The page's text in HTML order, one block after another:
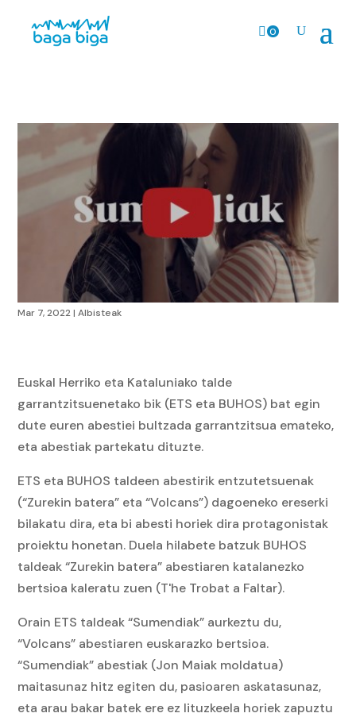
0
Mar 7, 2022|Albisteak
Euskal Herriko eta Kataluniako talde
garrantzitsuenetako bik (ETS eta BUHOS) bat egin
dute euren abestiei bultzada garrantzitsua emateko,
eta abestiak partekatu dituzte.
ETS eta BUHOS taldeen abestirik entzutetsuenak
(“Zurekin batera” eta “Volcans”) dagoeneko ereserki
bilakatu dira, eta bi abesti horiek dira protagonistak
proiektu honetan. Duela hilabete batzuk BUHOS
taldeak “Zurekin batera” abestiaren katalanezko
bertsioa kaleratu zuen (T'he Trobat a Faltar).
Orain ETS taldeak “Sumendiak” aurkeztu du,
“Volcans” abestiaren euskarazko bertsioa.
“Sumendiak” abestiak (Jon Maiak moldatua)
maitasunaz hitz egiten du, pasioaren askatasunaz,
eta arau bakar batek ere ez lituzkeela horiek zapuztu